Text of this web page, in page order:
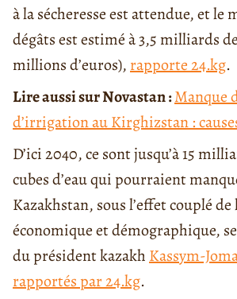
à la sécheresse est attendue, et le
dégâts est estimé à 3,5 milliards
millions d’euros), rapporte 24.kg.
Lire aussi sur Novastan :Manque
d’irrigation au Kirghizstan :
D’ici 2040, ce sont jusqu’à 15
cubes d’eau qui pourraient
Kazakhstan, sous l’effet couplé de
économique et démographique,
du président kazakh Kassym-
rapportés par 24.kg.